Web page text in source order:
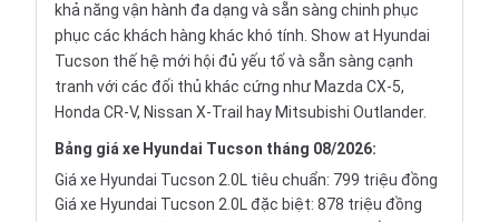
khả năng vận hành đa dạng và sẵn sàng chinh phục
phục các khách hàng khác khó tính. Show at Hyundai
Tucson thế hệ mới hội đủ yếu tố và sẵn sàng cạnh
tranh với các đối thủ khác cứng như Mazda CX-5,
Honda CR-V, Nissan X-Trail hay Mitsubishi Outlander.
Bảng giá xe Hyundai Tucson tháng 08/2026:
Giá xe Hyundai Tucson 2.0L tiêu chuẩn: 799 triệu đồng
Giá xe Hyundai Tucson 2.0L đặc biệt: 878 triệu đồng